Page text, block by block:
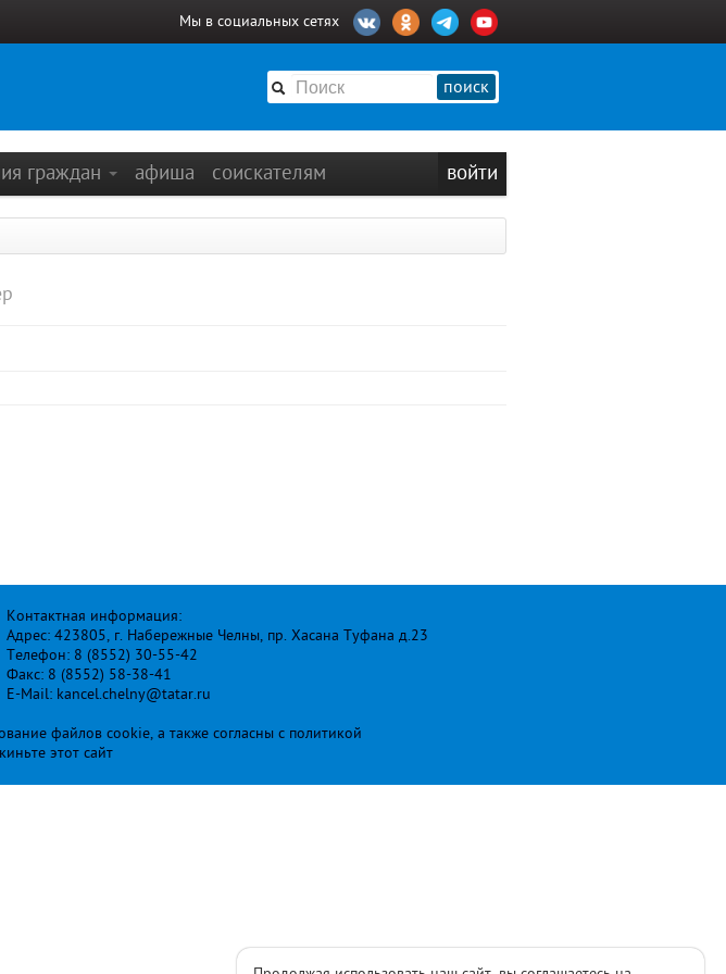
Мы в социальных сетях
поиск
граждан афиша соискателям войти
Контактная информация:
Адрес: 423805, г. Набережные Челны, пр. Хасана Туфана д.23
Телефон: 8 (8552) 30-55-42
Факс: 8 (8552) 58-38-41
E-Mail: kancel.chelny@tatar.ru
файлов cookie, а также согласны с политикой
этот сайт